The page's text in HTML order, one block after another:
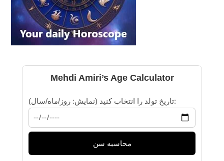
Mehdi Amiri’s Age Calculator
تاریخ تولد را انتخاب کنید (نمایش: روز/ماه/سال):
محاسبه سن